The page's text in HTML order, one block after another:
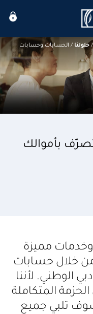
حلولنا / الحسابات وحسابات
بأموالك
مميزة
خلال حسابات
الوطني. لأننا
المتكاملة
تلبي جميع